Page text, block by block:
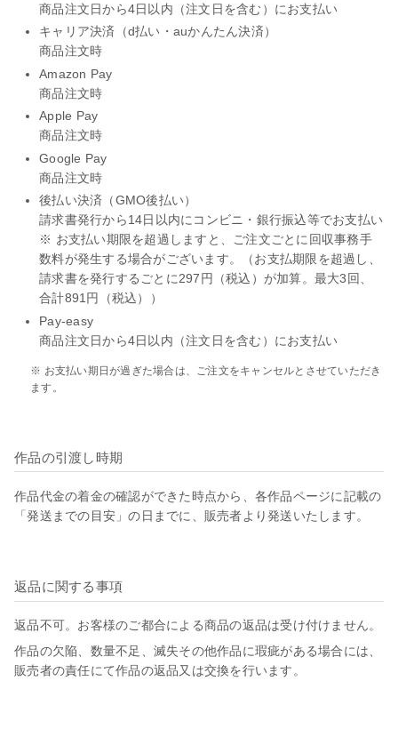
商品注文日から4日以内（注文日を含む）にお支払い
キャリア決済（d払い・auかんたん決済）
商品注文時
Amazon Pay
商品注文時
Apple Pay
商品注文時
Google Pay
商品注文時
後払い決済（GMO後払い）
請求書発行から14日以内にコンビニ・銀行振込等でお支払い
※ お支払い期限を超過しますと、ご注文ごとに回収事務手
数料が発生する場合がございます。（お支払期限を超過し、
請求書を発行するごとに297円（税込）が加算。最大3回、
合計891円（税込））
Pay-easy
商品注文日から4日以内（注文日を含む）にお支払い
※ お支払い期日が過ぎた場合は、ご注文をキャンセルとさせていただき
ます。
作品の引渡し時期
作品代金の着金の確認ができた時点から、各作品ページに記載の
「発送までの目安」の日までに、販売者より発送いたします。
返品に関する事項
返品不可。お客様のご都合による商品の返品は受け付けません。
作品の欠陥、数量不足、滅失その他作品に瑕疵がある場合には、
販売者の責任にて作品の返品又は交換を行います。